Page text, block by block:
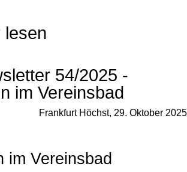
lesen
54/2025 -
im Vereinsbad
Frankfurt Höchst, 29. Oktober 2025
im Vereinsbad